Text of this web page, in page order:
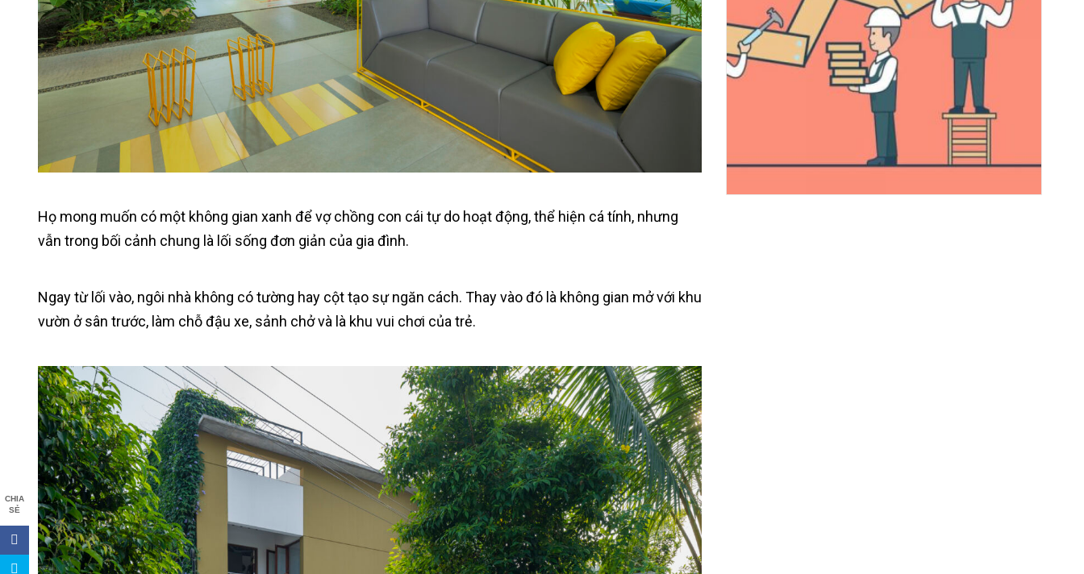
CHIA
SẺ
Họ mong muốn có một không gian xanh để vợ chồng con cái tự do hoạt động, thể hiện cá tính, nhưng
vẫn trong bối cảnh chung là lối sống đơn giản của gia đình.
Ngay từ lối vào, ngôi nhà không có tường hay cột tạo sự ngăn cách. Thay vào đó là không gian mở với khu
vườn ở sân trước, làm chỗ đậu xe, sảnh chở và là khu vui chơi của trẻ.